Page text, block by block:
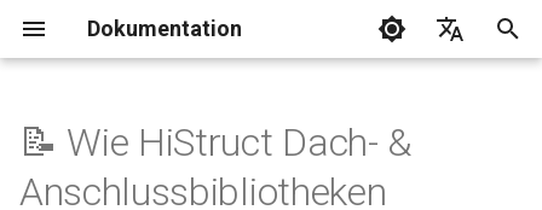
Dokumentation
u📝 Wie HiStruct Dach- &
Anschlussbibliotheken